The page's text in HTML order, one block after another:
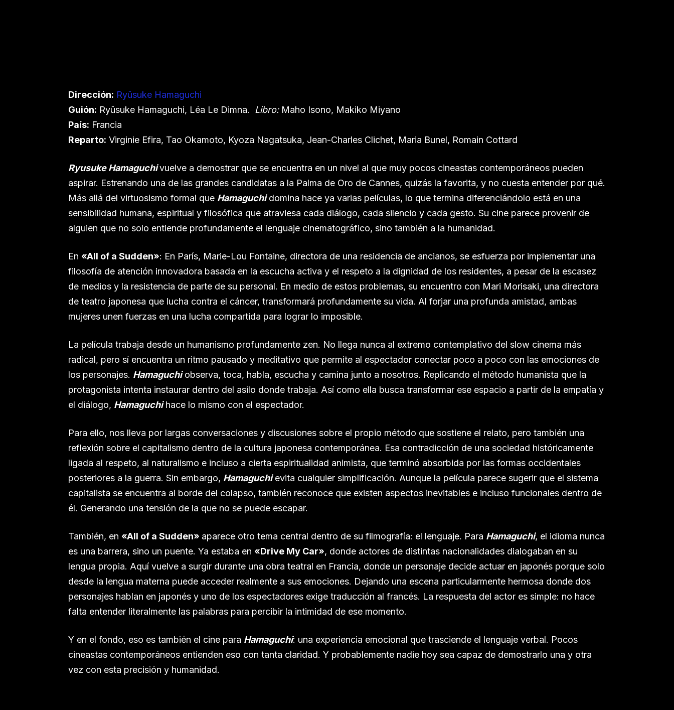
Dirección: Ryûsuke Hamaguchi
Guión: Ryûsuke Hamaguchi, Léa Le Dimna. Libro:Maho Isono, Makiko Miyano
País: Francia
Reparto: Virginie Efira, Tao Okamoto, Kyoza Nagatsuka, Jean-Charles Clichet, Maria Bunel, Romain Cottard
Ryusuke Hamaguchivuelve a demostrar que se encuentra en un nivel al que muy pocos cineastas contemporáneos pueden
aspirar. Estrenando una de las grandes candidatas a la Palma de Oro de Cannes, quizás la favorita, y no cuesta entender por qué.
Más allá del virtuosismo formal que Hamaguchidomina hace ya varias películas, lo que termina diferenciándolo está en una
sensibilidad humana, espiritual y filosófica que atraviesa cada diálogo, cada silencio y cada gesto. Su cine parece provenir de
alguien que no solo entiende profundamente el lenguaje cinematográfico, sino también a la humanidad.
En «All of a Sudden»: En París, Marie-Lou Fontaine, directora de una residencia de ancianos, se esfuerza por implementar una
filosofía de atención innovadora basada en la escucha activa y el respeto a la dignidad de los residentes, a pesar de la escasez
de medios y la resistencia de parte de su personal. En medio de estos problemas, su encuentro con Mari Morisaki, una directora
de teatro japonesa que lucha contra el cáncer, transformará profundamente su vida. Al forjar una profunda amistad, ambas
mujeres unen fuerzas en una lucha compartida para lograr lo imposible.
La película trabaja desde un humanismo profundamente zen. No llega nunca al extremo contemplativo del slow cinema más
radical, pero sí encuentra un ritmo pausado y meditativo que permite al espectador conectar poco a poco con las emociones de
los personajes. Hamaguchi observa, toca, habla, escucha y camina junto a nosotros. Replicando el método humanista que la
protagonista intenta instaurar dentro del asilo donde trabaja. Así como ella busca transformar ese espacio a partir de la empatía y
el diálogo, Hamaguchihace lo mismo con el espectador.
Para ello, nos lleva por largas conversaciones y discusiones sobre el propio método que sostiene el relato, pero también una
reflexión sobre el capitalismo dentro de la cultura japonesa contemporánea. Esa contradicción de una sociedad históricamente
ligada al respeto, al naturalismo e incluso a cierta espiritualidad animista, que terminó absorbida por las formas occidentales
posteriores a la guerra. Sin embargo, Hamaguchievita cualquier simplificación. Aunque la película parece sugerir que el sistema
capitalista se encuentra al borde del colapso, también reconoce que existen aspectos inevitables e incluso funcionales dentro de
él. Generando una tensión de la que no se puede escapar.
También, en «All of a Sudden» aparece otro tema central dentro de su filmografía: el lenguaje. Para Hamaguchi, el idioma nunca
es una barrera, sino un puente. Ya estaba en «Drive My Car», donde actores de distintas nacionalidades dialogaban en su
lengua propia. Aquí vuelve a surgir durante una obra teatral en Francia, donde un personaje decide actuar en japonés porque solo
desde la lengua materna puede acceder realmente a sus emociones. Dejando una escena particularmente hermosa donde dos
personajes hablan en japonés y uno de los espectadores exige traducción al francés. La respuesta del actor es simple: no hace
falta entender literalmente las palabras para percibir la intimidad de ese momento.
Y en el fondo, eso es también el cine para Hamaguchi: una experiencia emocional que trasciende el lenguaje verbal. Pocos
cineastas contemporáneos entienden eso con tanta claridad. Y probablemente nadie hoy sea capaz de demostrarlo una y otra
vez con esta precisión y humanidad.